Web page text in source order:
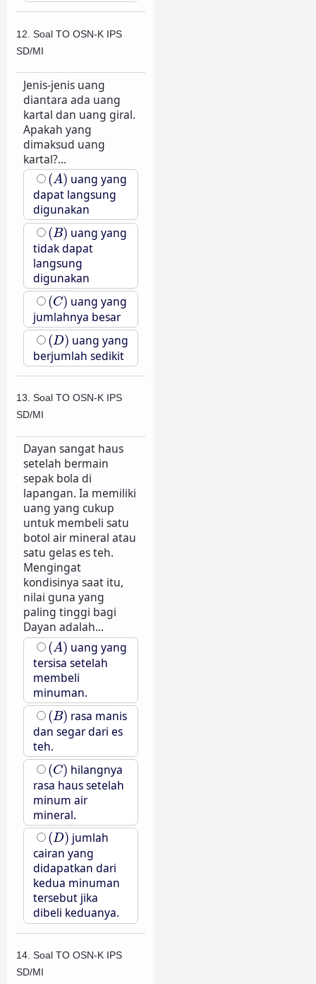
12. Soal TO OSN-K IPS
SD/MI
Jenis-jenis uang
diantara ada uang
kartal dan uang giral.
Apakah yang
dimaksud uang
kartal?...
(A)
(A) uang yang
dapat langsung
digunakan
(B)
(B) uang yang
tidak dapat
langsung
digunakan
(C)
(C) uang yang
jumlahnya besar
(D)
(D) uang yang
berjumlah sedikit
13. Soal TO OSN-K IPS
SD/MI
Dayan sangat haus
setelah bermain
sepak bola di
lapangan. Ia memiliki
uang yang cukup
untuk membeli satu
botol air mineral atau
satu gelas es teh.
Mengingat
kondisinya saat itu,
nilai guna yang
paling tinggi bagi
Dayan adalah...
(A)
(A) uang yang
tersisa setelah
membeli
minuman.
(B)
(B) rasa manis
dan segar dari es
teh.
(C)
(C) hilangnya
rasa haus setelah
minum air
mineral.
(D)
(D) jumlah
cairan yang
didapatkan dari
kedua minuman
tersebut jika
dibeli keduanya.
14. Soal TO OSN-K IPS
SD/MI